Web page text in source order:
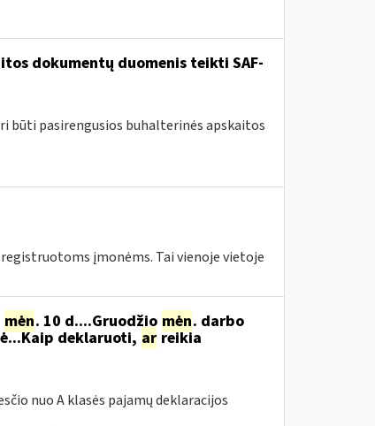
dokumentų duomenis teikti SAF-
būti pasirengusios buhalterinės apskaitos
įmonėms. Tai vienoje vietoje
mėn. 10 d....Gruodžio mėn. darbo
deklaruoti, arreikia
nuo A klasės pajamų deklaracijos